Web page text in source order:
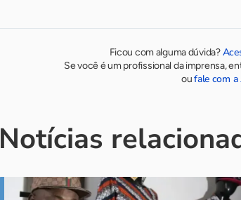
Ficou com alguma dúvida?
Se você é um profissional da imprensa,
oufale com a
Notícias